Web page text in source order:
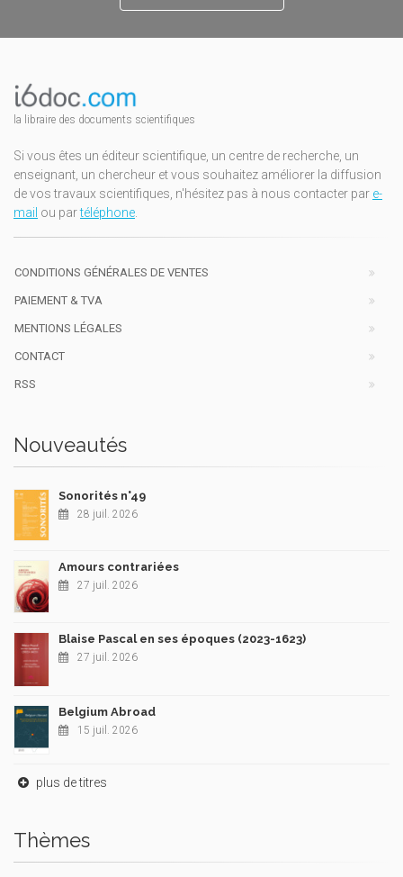
la libraire des documents scientifiques
Si vous êtes un éditeur scientifique, un centre de recherche, un
enseignant, un chercheur et vous souhaitez améliorer la diffusion
de vos travaux scientifiques, n'hésitez pas à nous contacter par e-
mail ou partéléphone.
CONDITIONS GÉNÉRALES DE VENTES
PAIEMENT & TVA
MENTIONS LÉGALES
CONTACT
RSS
Nouveautés
Sonorités n°49
28 juil. 2026
Amours contrariées
27 juil. 2026
Blaise Pascal en ses époques (2023-1623)
27 juil. 2026
Belgium Abroad
15 juil. 2026
plus de titres
Thèmes